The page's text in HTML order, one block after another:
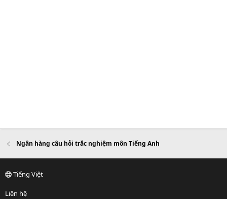
Ngân hàng câu hỏi trắc nghiệm môn Tiếng Anh
Tiếng Việt
Liên hệ